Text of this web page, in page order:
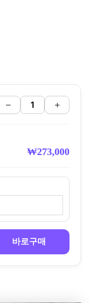
− +
₩273,000
바로구매